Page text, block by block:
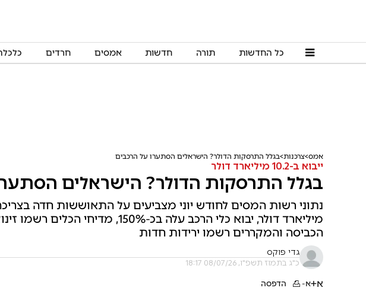
כל החדשות תורה חדשות אמסים חרדים
אמס צרכנות בגלל התרסקות הדולר? הישראלים הסתערו על הרכבים
ייבוא ב-10.2 מיליארד דולר
בגלל התרסקות הדולר? הישראלים
הכביסה והמקררים רשמו ירידות חדות
גדי פוקס
כ"ג בתמוז תשפ"ו, 08/07/26 18:17
א+א- הדפסה